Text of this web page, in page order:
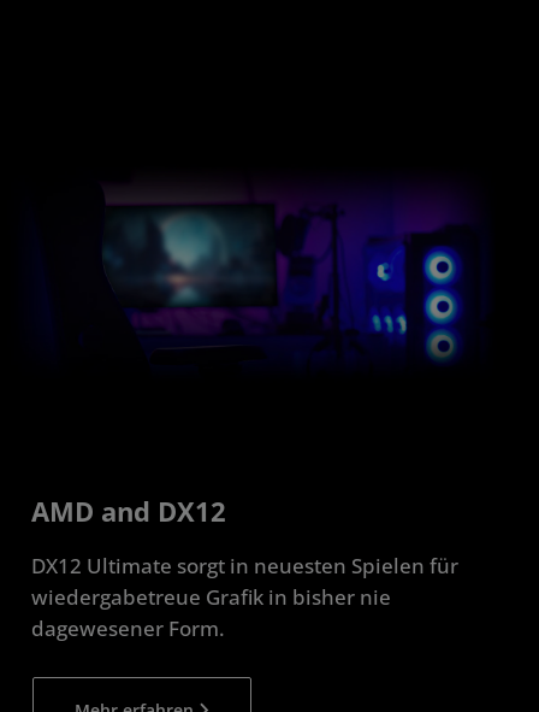
AMD and DX12
DX12 Ultimate sorgt in neuesten Spielen für
wiedergabetreue Grafik in bisher nie
dagewesener Form.